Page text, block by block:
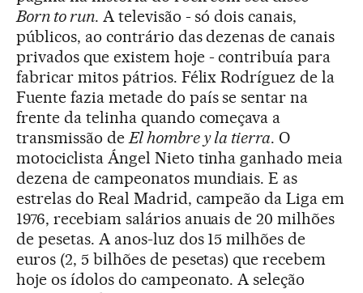
Born to run. A televisão - só dois canais,
públicos, ao contrário das dezenas de canais
privados que existem hoje - contribuía para
fabricar mitos pátrios. Félix Rodríguez de la
Fuente fazia metade do país se sentar na
frente da telinha quando começava a
transmissão de El hombre y la tierra. O
motociclista Ángel Nieto tinha ganhado meia
dezena de campeonatos mundiais. E as
estrelas do Real Madrid, campeão da Liga em
1976, recebiam salários anuais de 20 milhões
de pesetas. A anos-luz dos 15 milhões de
euros (2, 5 bilhões de pesetas) que recebem
hoje os ídolos do campeonato. A seleção